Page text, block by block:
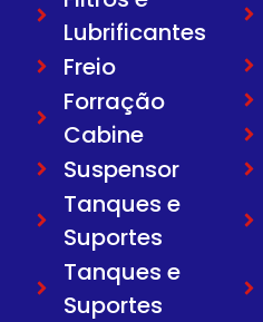
Lubrificantes
Freio
Forração
Cabine
Suspensor
Tanques e
Suportes
Tanques e
Suportes